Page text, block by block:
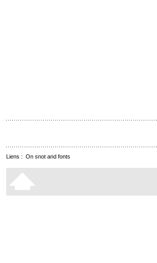
Liens : On snot and fonts